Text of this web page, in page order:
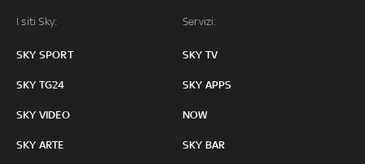
I siti Sky:
SKY SPORT
SKY TG24
SKY VIDEO
SKY ARTE
Servizi:
SKY TV
SKY APPS
NOW
SKY BAR